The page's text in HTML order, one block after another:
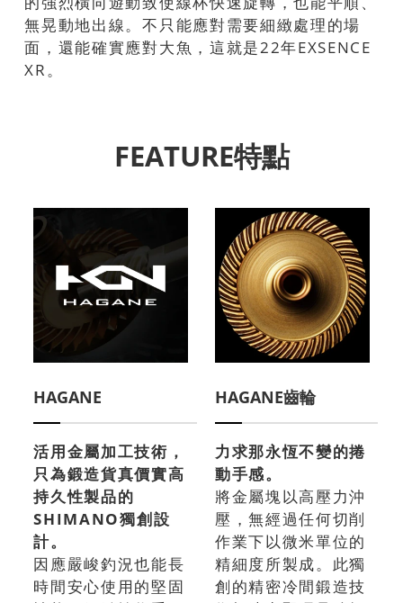
無晃動地出線。不只能應對需要細緻處理的場
面，還能確實應對大魚，這就是22年EXSENCE
XR。
FEATURE特點
HAGANE
活用金屬加工技術，
只為鍛造貨真價實高
持久性製品的
SHIMANO獨創設
計。
因應嚴峻釣況也能長
時間安心使用的堅固
HAGANE齒輪
力求那永恆不變的捲
動手感。
將金屬塊以高壓力沖
壓，無經過任何切削
作業下以微米單位的
精細度所製成。此獨
創的精密冷間鍛造技